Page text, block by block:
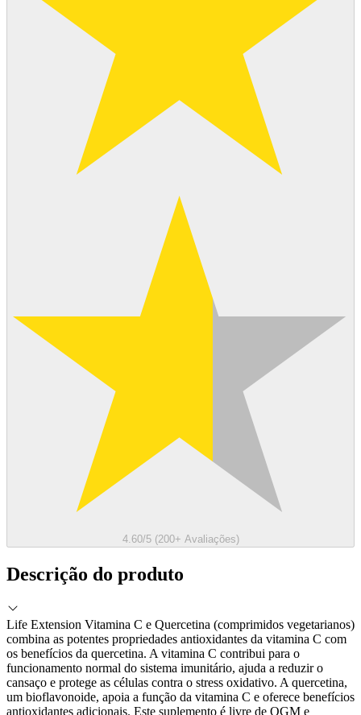
4.60/5 (200+ Avaliações)
Descrição do produto
Life Extension Vitamina C e Quercetina (comprimidos vegetarianos)
combina as potentes propriedades antioxidantes da vitamina C com
os benefícios da quercetina. A vitamina C contribui para o
funcionamento normal do sistema imunitário, ajuda a reduzir o
cansaço e protege as células contra o stress oxidativo. A quercetina,
um bioflavonoide, apoia a função da vitamina C e oferece benefícios
antioxidantes adicionais. Este suplemento é livre de OGM e